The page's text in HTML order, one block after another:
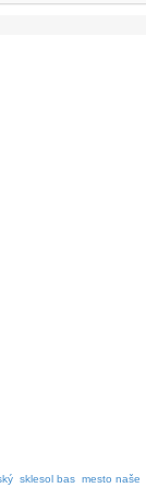
sklesol bas mesto naše